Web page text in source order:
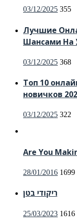
Posted
03/12/2025 355
Лучшие
Шансами На
Posted
03/12/2025 368
Топ 10
новичков
Posted
03/12/2025 322
Are You
Posted
28/01/2016 1699
ריקודי בטן
Posted
25/03/2023 1616